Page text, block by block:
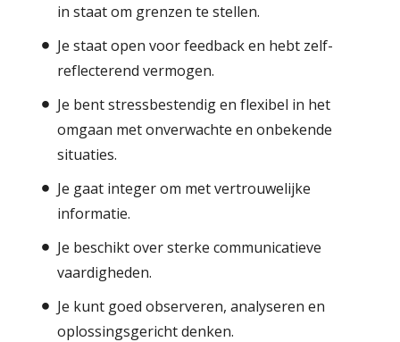
in staat om grenzen te stellen.
Je staat open voor feedback en hebt zelf-
reflecterend vermogen.
Je bent stressbestendig en flexibel in het
omgaan met onverwachte en onbekende
situaties.
Je gaat integer om met vertrouwelijke
informatie.
Je beschikt over sterke communicatieve
vaardigheden.
Je kunt goed observeren, analyseren en
oplossingsgericht denken.